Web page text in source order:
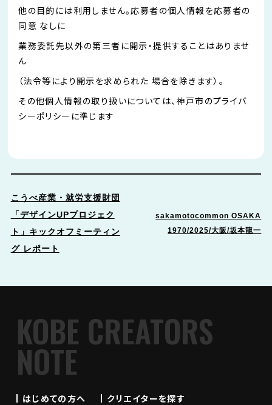
他の⽬的には利用しません。応募者の個人情報を応募者の
同意 なしに
業務委託先以外の第三者に開⽰・提供することはありませ
ん
（法令等により開⽰を求められた 場合を除きます）。
その他個人情報の取り扱いについては、神⼾市のプライバ
シーポリシーに準じます
こうべ産業・就労支援財団
「デザインUPプロジェク
ト」キックオフミーティン
グ レポート
sakamotocommon OSAKA
1970/2025/大阪/坂本龍一
KOBE CREATORS
NOTE
はじめての方へ
クリエイターを探す